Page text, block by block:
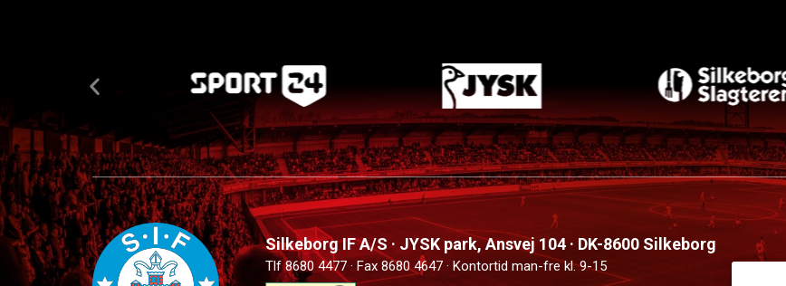
Silkeborg IF A/S · JYSK park, Ansvej 104 · DK-8600 Silkeborg
Tlf 8680 4477 · Fax 8680 4647 · Kontortid man-fre kl. 9-15